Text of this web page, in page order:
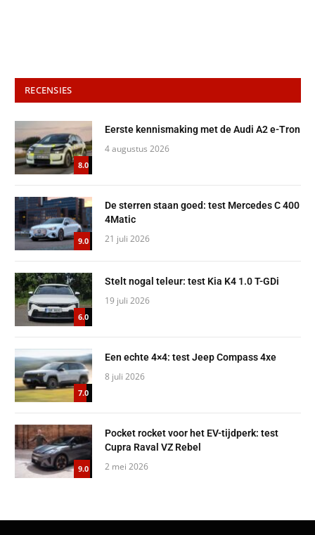
RECENSIES
8.0
Eerste kennismaking met de Audi A2 e-Tron
4 augustus 2026
9.0
De sterren staan goed: test Mercedes C 400
4Matic
21 juli 2026
6.0
Stelt nogal teleur: test Kia K4 1.0 T-GDi
19 juli 2026
7.0
Een echte 4×4: test Jeep Compass 4xe
8 juli 2026
9.0
Pocket rocket voor het EV-tijdperk: test
Cupra Raval VZ Rebel
2 mei 2026